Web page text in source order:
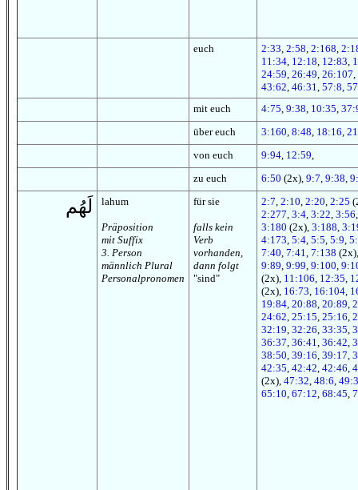
euch 2:33, 2:58, 2:168,
11:34, 12:18, 12:83,
24:59, 26:49, 26:107,
43:62, 46:31, 57:8,
mit euch
4:75, 9:38, 10:35,
über euch
3:160, 8:48, 18:16,
von euch
9:94, 12:59,
zu euch
6:50 (2x), 9:7, 9:38,
لَهُم lahum
Präposition
mit Suffix
3. Person
männlich Plural
Personalpronomen
für sie
falls kein
Verb
vorhanden,
dann folgt
"sind"
2:7, 2:10, 2:20, 2:25
2:277, 3:4, 3:22, 3:56
3:180 (2x), 3:188,
4:173, 5:4, 5:5, 5:9,
7:40, 7:41, 7:138 (2x),
9:89, 9:99, 9:100,
(2x), 11:106, 12:35,
(2x), 16:73, 16:104,
19:84, 20:88, 20:89,
24:62, 25:15, 25:16,
32:19, 32:26, 33:35,
36:37, 36:41, 36:42,
38:50, 39:16, 39:17,
42:35, 42:42, 42:46,
(2x), 47:32, 48:6, 49:3
65:10, 67:12, 68:45,